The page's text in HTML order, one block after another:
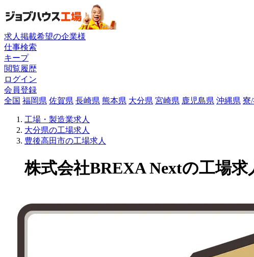
求人掲載希望の企業様
仕事検索
キープ
閲覧履歴
ログイン
会員登録
全国 福岡県 佐賀県 長崎県 熊本県 大分県 宮崎県 鹿児島県 沖縄県 寮
工場・製造業求人
大分県の工場求人
豊後高田市の工場求人
株式会社BREXA Nextの工場求